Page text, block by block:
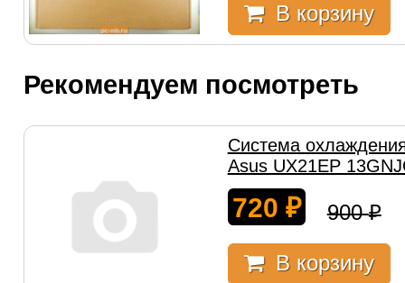
В корзину
Рекомендуем посмотреть
Система
Asus UX21EP
720 ₽ 900₽
В корзину